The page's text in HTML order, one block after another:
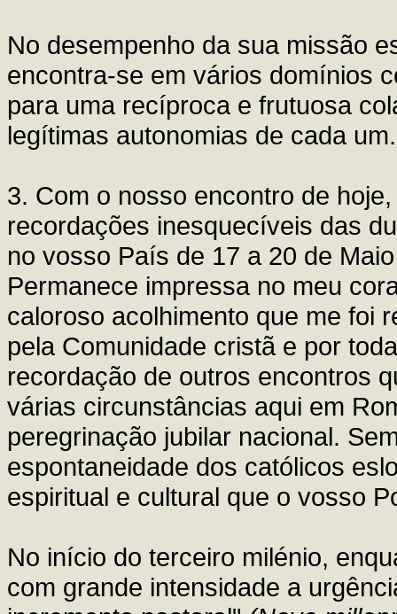
No desempenho da sua missão
encontra-se em vários domínios
para uma recíproca e frutuosa
legítimas autonomias de cada um.
3. Com o nosso encontro de
recordações inesquecíveis das
no vosso País de 17 a 20 de
Permanece impressa no meu
caloroso acolhimento que me foi
pela Comunidade cristã e por
recordação de outros encontros
várias circunstâncias aqui em
peregrinação jubilar nacional.
espontaneidade dos católicos
espiritual e cultural que o vosso
No início do terceiro milénio,
com grande intensidade a